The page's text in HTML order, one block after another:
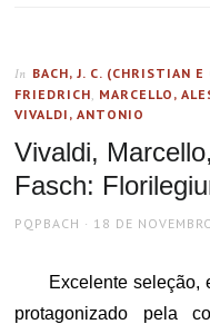
In BACH, J. C. (CHRISTIAN
FRIEDRICH, MARCELLO,
VIVALDI, ANTONIO
Vivaldi,
Fasch:
AUTHOR
PQPBACH
POSTED
18 DE
Excelente seleção,
protagonizado pela